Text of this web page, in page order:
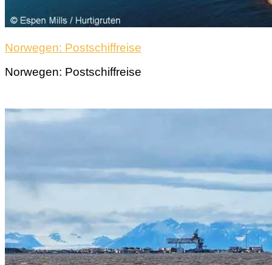
Norwegen: Postschiffreise
Norwegen: Postschiffreise